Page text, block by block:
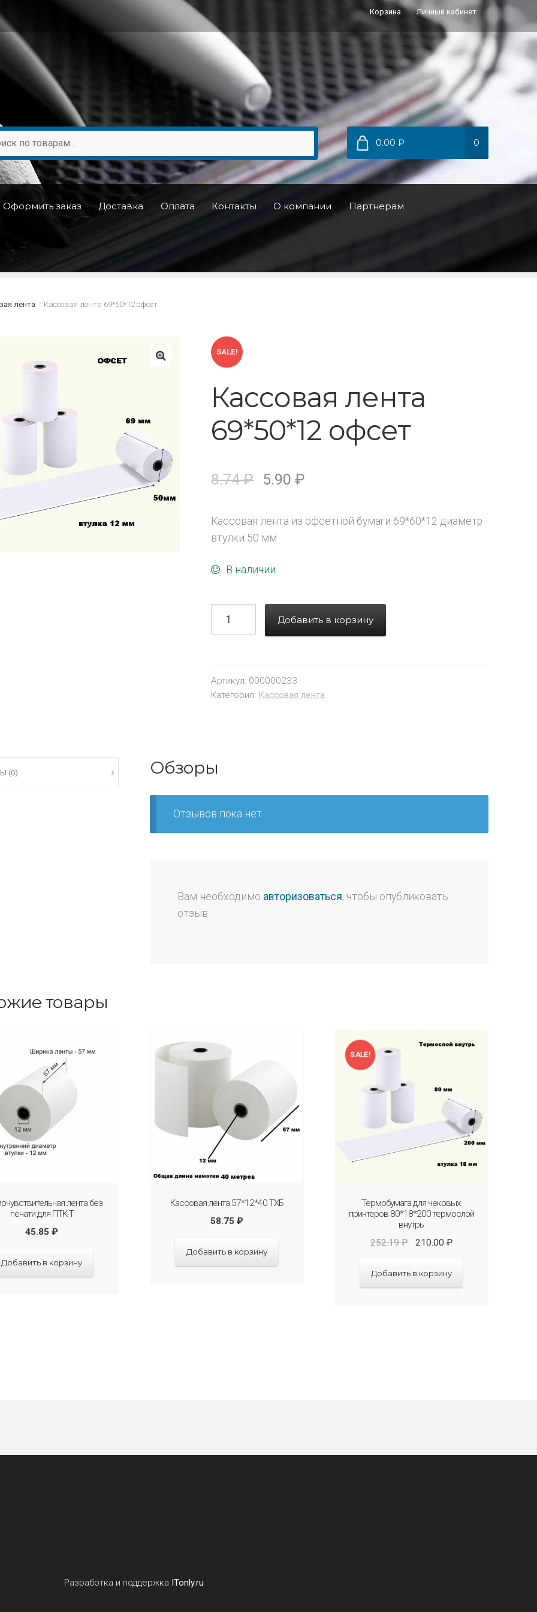
Корзина Личный кабинет
0.00 ₽ 0
Оформить заказ Доставка Оплата Контакты О компании Партнерам
лента Кассовая лента 69*50*12 офсет
SALE!
Кассовая лента
69*50*12 офсет
8.74₽ 5.90 ₽
Кассовая лента из офсетной бумаги 69*60*12 диаметр
втулки 50 мм
В наличии
Добавить в корзину
Артикул: 000000233
Категория: Кассовая лента
(0) Обзоры
Отзывов пока нет.
Вам необходимо авторизоваться, чтобы опубликовать
отзыв.
товары
лента без
печати для ПТК-Т
45.85₽
Добавить в корзину
Кассовая лента 57*12*40 ТХБ
58.75 ₽
Добавить в корзину
Термобумага для чековых
принтеров 80*18*200 термослой
внутрь
SALE!
252.19₽ 210.00₽
Добавить в корзину
Разработка и поддержка ITonly.ru